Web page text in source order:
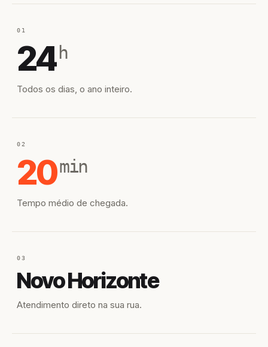
01
24 h
Todos os dias, o ano inteiro.
02
20min
Tempo médio de chegada.
03
Novo Horizonte
Atendimento direto na sua rua.